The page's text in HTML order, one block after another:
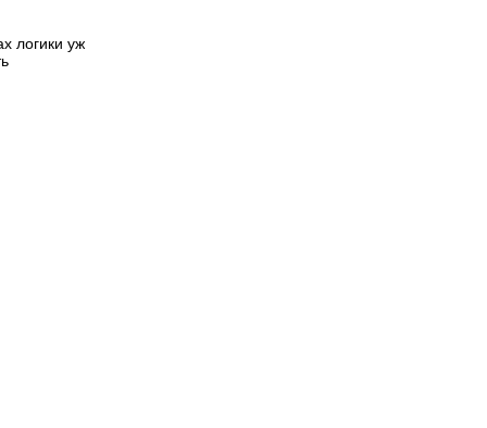
логики уж